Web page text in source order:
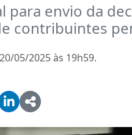
para envio da
contribuintes
05/2025 às 19h59.